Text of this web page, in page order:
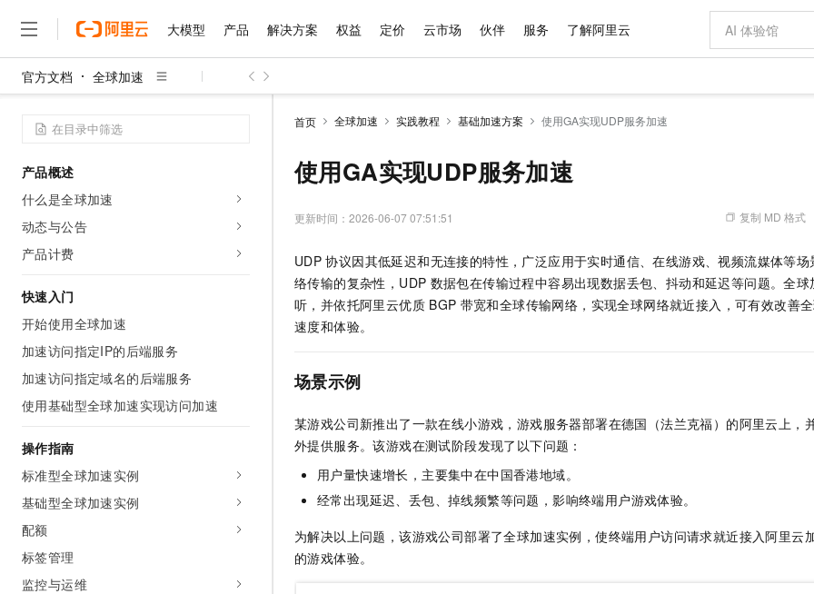
大模型 产品 解决方案 权益 定价 云市场 伙伴 服务 了解阿里云
官方文档 全球加速
产品概述
什么是全球加速
动态与公告
产品计费
快速入门
开始使用全球加速
加速访问指定IP的后端服务
加速访问指定域名的后端服务
使用基础型全球加速实现访问加速
操作指南
标准型全球加速实例
基础型全球加速实例
配额
标签管理
监控与运维
首页 全球加速 实践教程 基础加速方案 使用GA实现UDP服务加速
使用GA实现UDP服务加速
更新时间： 2026-06-07 07:51:51 复制 MD 格式
UDP 协议因其低延迟和无连接的特性，广泛应用于实时通信、在线游戏、视频流媒体等
络传输的复杂性，UDP 数据包在传输过程中容易出现数据丢包、抖动和延迟等问题。全
听，并依托阿里云优质 BGP 带宽和全球传输网络，实现全球网络就近接入，可有效改善
速度和体验。
场景示例
某游戏公司新推出了一款在线小游戏，游戏服务器部署在德国（法兰克福）的阿里云上，
外提供服务。该游戏在测试阶段发现了以下问题：
用户量快速增长，主要集中在中国香港地域。
经常出现延迟、丢包、掉线频繁等问题，影响终端用户游戏体验。
为解决以上问题，该游戏公司部署了全球加速实例，使终端用户访问请求就近接入阿里云
的游戏体验。
大模型
千问AI平台
Qwen3.8-Max HOT
智能体时代全能旗舰模型
Qwen3.7-Plus
Qwen3-VL-Plus
Kimi-K3 NEW
Kimi 最新旗舰模型，长程编程与推理利器 让文字生成流
大模型服务
个人版上线、团队版降价；千问3.8-Max首发发尝鲜
AI 应用构建
丰富多元化的应用模版和解决方案 面向真实软件
产品
精选产品
容器
存储
网络与CDN
数据库
大数据计算
媒体服务
精选产品
大模型服务与应用平台
多元化、高性能、安全可靠的大模型服务
无影云电脑
随时随地安全接入的云上超级电脑
云解析DNS
面向分析的企业级SaaS模式云数据仓库
提供智能易用的域名与建站服务
人工智能平台 PAI 大模型
一站式AI开发、训练和推理服务
Qoder CN
Qoder
面向真实软件
云原生数据
解决方案
精选解决方案
大数据
现代化应用
安全
可观测
上云与迁云
企业出海
政企业务
精选解决方案
企业级Agent产品，直接交付可用成果
HappyHorse 打造一站式影视创作平台
可视化编排打通从文字构思到成片全链路闭环
快速拥有专属 OpenClaw
上传文档即自动完成翻译和格式还原
Hermes Agent，打造自进化智能体
自主进化，持久记忆，越用越聪明
Claude Code + GStack 打造工程团队
轻松解锁专属
5 分钟轻松部
低代码高效
权益 普惠上云
云服务器38元/年起，超值低价云产品抢先购
推荐新用户得奖励，单订单最高返9万
云工开物
高校专属算力普惠，学生认证享300元代金券
免费试用
最高领取价值200元试用点，立即开启云上创新
AI 产品 免费试用
1亿+ 大模型 tokens 和 30+ 款产品免费体验
140+云产品 免费试用
产品新客免费试用，最长12个月
大模型ACA认证体验
助力企业全员 AI 认知与能力提升
AI 特惠
至高享 1亿+免费 tokens，加速 Al 应用落地
Token Plan 模型订阅计划 NEW
Qwen3.8-Max 首发尝鲜，限时加量 10 倍，夜间低至2折
千问办公，限时限量积分加倍 NEW
Night Plan 支持 Qwen 3.8-Max NEW
夜间 5 折，Qwen/Meoo/TokenPlan 客户专享
AI 场景体
从图文生成到
AI 广告创作
图文、视频一
AI 建站
AI 办公
定价 产品定价
了解云产品的定价详情
云上成本管理
管理和优化成本
价格计算器
自助选配和估算价格
价格优势
配置报价
云市场 精选商城
多端小程序
观测云
Tuya 物联网平台阿里云版
蓝凌 OA
电子合同
Tableau 订阅
AI空中课堂在线直播课堂（旗舰版）
行业生态解决方案
数据与 API
手机三要素
OCR 文字识别
发票查验
企业应用
CRM
基础软件
JAVA
全能环境
Red Hat
伙伴 成为销售伙伴
咨询伙伴
销售伙伴合作计划
无影生态合作计划
Salesforce On Alibaba Cloud
Consulting Partner 合作计划
成为产品伙伴
产品生态伙伴
产品伙伴
云网络合作
Salesforce
服务 售前咨询
售后服务
自助服务
在线服务
工单服务
短信专区
企业增值服务
专家技术服务
企业成长
服务实践
阿里云认证
信息公告
官网公告
了解阿里云 为什么选择阿里云
技术领先
分析师报告
研究报告与白皮书
AI 算法大赛
云开发大赛
最佳实践
云上奥运之旅
看见新力量
金融模力时刻
市场活动
魔搭
云工开物